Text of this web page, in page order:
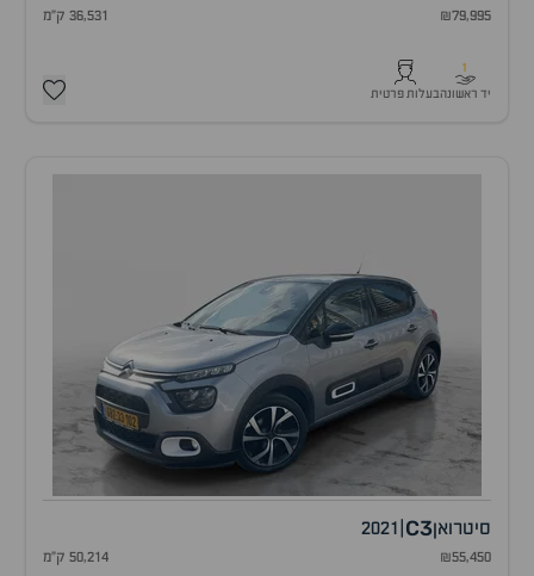
₪79,995 36,531 ק"מ
1
יד ראשונהבעלות פרטית
סיטרואןC3
2021
₪55,450 50,214 ק"מ